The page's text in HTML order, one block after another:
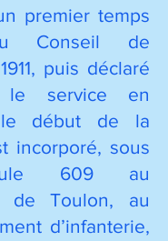
premier temps
Conseil de
puis déclaré
service en
début de la
incorporé, sous
609 au
de Toulon, au
d’infanterie,